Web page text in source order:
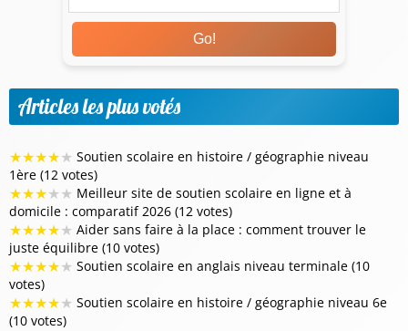
Go!
Articles les plus votés
★★★★★ Soutien scolaire en histoire / géographie niveau
1ère (12 votes)
★★★★★ Meilleur site de soutien scolaire en ligne et à
domicile : comparatif 2026 (12 votes)
★★★★★ Aider sans faire à la place : comment trouver le
juste équilibre (10 votes)
★★★★★ Soutien scolaire en anglais niveau terminale (10
votes)
★★★★★ Soutien scolaire en histoire / géographie niveau 6e
(10 votes)